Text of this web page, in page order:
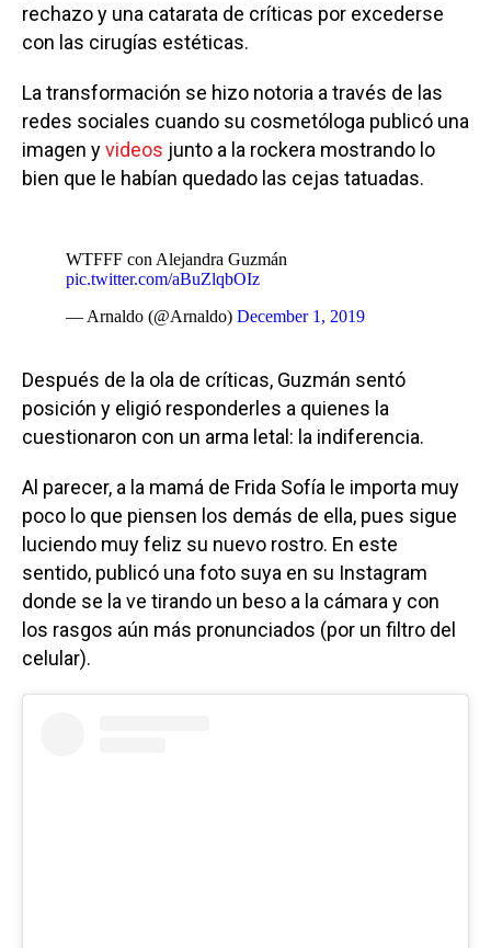
rechazo y una catarata de críticas por excederse
con las cirugías estéticas.
La transformación se hizo notoria a través de las
redes sociales cuando su cosmetóloga publicó una
imagen yvideos junto a la rockera mostrando lo
bien que le habían quedado las cejas tatuadas.
WTFFF con Alejandra Guzmán
pic.twitter.com/aBuZlqbOIz
— Arnaldo (@Arnaldo) December 1, 2019
Después de la ola de críticas, Guzmán sentó
posición y eligió responderles a quienes la
cuestionaron con un arma letal: la indiferencia.
Al parecer, a la mamá de Frida Sofía le importa muy
poco lo que piensen los demás de ella, pues sigue
luciendo muy feliz su nuevo rostro. En este
sentido, publicó una foto suya en su Instagram
donde se la ve tirando un beso a la cámara y con
los rasgos aún más pronunciados (por un filtro del
celular).